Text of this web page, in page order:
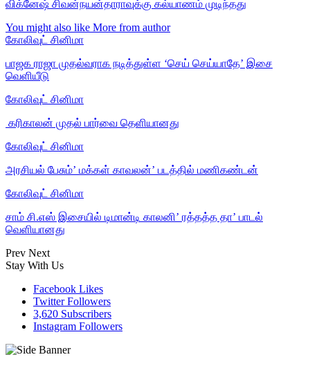
விக்னேஷ் சிவன்நயன்தாராவுக்கு கல்யாணம் முடிந்தது
You might also like More from author
கோலிவுட் சினிமா
பாஜக ராஜா முதல்வராக நடித்துள்ள ‘செய் செய்யாதே’ இசை
வெளியீடு
கோலிவுட் சினிமா
‎ கரிகாலன் முதல் பார்வை தெளியானது
கோலிவுட் சினிமா
அரசியல் பேசும்’ மக்கள் காவலன்’ படத்தில் மணிகண்டன்
கோலிவுட் சினிமா
சாம் சி.எஸ் இசையில் டிமான்டி காலனி’ ரத்தத்த தா’ பாடல்
வெளியானது
Prev Next
Stay With Us
Facebook Likes
Twitter Followers
3,620 Subscribers
Instagram Followers